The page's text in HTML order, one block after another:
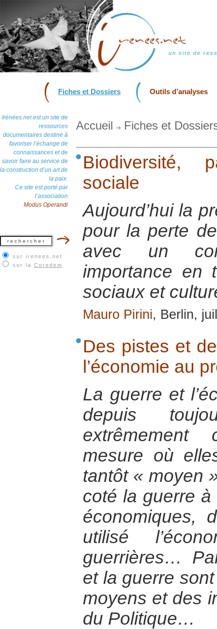
un site de
Fiches et Dossiers Outils d’analyses
Irénées.net est un site de
ressources
documentaires destiné à
favoriser l’échange de
connaissances et de
savoir faire au service de
la construction d’un art de
la paix.
Ce site est porté par
l’association
Modus Operandi
sur irenees.net
sur la Coredem
Accueil Fiches et
Biodiversité,
sociale
Aujourd’hui la
pour la perte
avec un
importance en
sociaux et
Mauro Pirini, Berlin,
Des pistes et
l’économie au
La guerre et
depuis
mesure où
tantôt « moyen
coté la guerre
économiques,
utilisé
guerrières…
et la guerre
moyens et des
du Politique…